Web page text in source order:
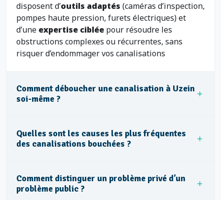
disposent d’outils adaptés (caméras d’inspection,
pompes haute pression, furets électriques) et
d’une expertise ciblée pour résoudre les
obstructions complexes ou récurrentes, sans
risquer d’endommager vos canalisations
Comment déboucher une canalisation à Uzein
soi-même ?
Quelles sont les causes les plus fréquentes
des canalisations bouchées ?
Comment distinguer un problème privé d’un
problème public ?